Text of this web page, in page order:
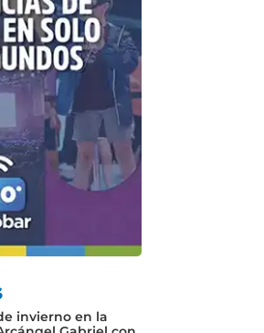
invierno en la